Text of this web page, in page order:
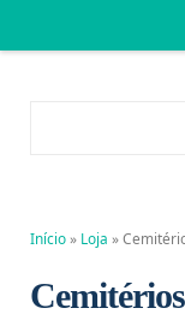
Início» Loja »